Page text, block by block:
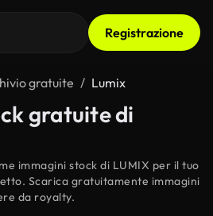
Registrazione
gratuite Lumix
gratuite di
immagini stock di LUMIX per il tuo
Scarica gratuitamente immagini
da royalty.